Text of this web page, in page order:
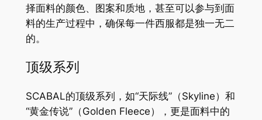
择面料的颜色、图案和质地，甚至可以参与到面
料的生产过程中，确保每一件西服都是独一无二
的。
顶级系列
SCABAL的顶级系列，如“天际线”（Skyline）和
“黄金传说”（Golden Fleece），更是面料中的